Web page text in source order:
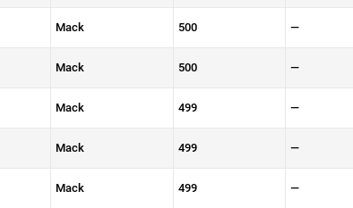
Mack 500 —
Mack 500 —
Mack 499 —
Mack 499 —
Mack 499 —